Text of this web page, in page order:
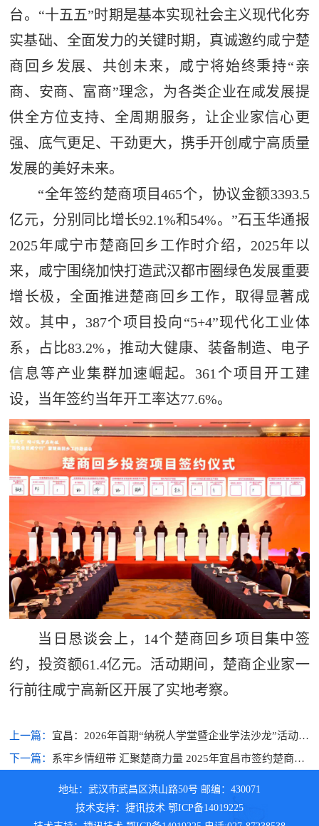
台。“十五五”时期是基本实现社会主义现代化夯
实基础、全面发力的关键时期，真诚邀约咸宁楚
商回乡发展、共创未来，咸宁将始终秉持“亲
商、安商、富商”理念，为各类企业在咸发展提
供全方位支持、全周期服务，让企业家信心更
强、底气更足、干劲更大，携手开创咸宁高质量
发展的美好未来。
“全年签约楚商项目465个，协议金额3393.5
亿元，分别同比增长92.1%和54%。”石玉华通报
2025年咸宁市楚商回乡工作时介绍，2025年以
来，咸宁围绕加快打造武汉都市圈绿色发展重要
增长极，全面推进楚商回乡工作，取得显著成
效。其中，387个项目投向“5+4”现代化工业体
系，占比83.2%，推动大健康、装备制造、电子
信息等产业集群加速崛起。361个项目开工建
设，当年签约当年开工率达77.6%。
当日恳谈会上，14个楚商回乡项目集中签
约，投资额61.4亿元。活动期间，楚商企业家一
行前往咸宁高新区开展了实地考察。
上一篇： 宜昌：2026年首期“纳税人学堂暨企业学法沙龙”活动举
办
下一篇： 系牢乡情纽带 汇聚楚商力量 2025年宜昌市签约楚商返
乡投资亿元以上项目352个
地址：武汉市武昌区洪山路50号 邮编：430071
技术支持：捷讯技术 鄂ICP备14019225